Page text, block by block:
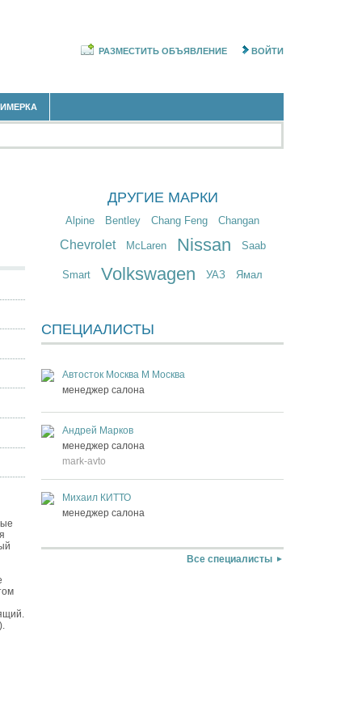
РАЗМЕСТИТЬ ОБЪЯВЛЕНИЕ ВОЙТИ
ДРУГИЕ МАРКИ
Alpine Bentley Chang Feng Changan
Chevrolet McLaren Nissan Saab
Smart Volkswagen УАЗ Ямал
СПЕЦИАЛИСТЫ
Автосток Москва М Москва
менеджер салона
Андрей Марков
менеджер салона
mark-avto
Михаил КИТТО
менеджер салона
Все специалисты